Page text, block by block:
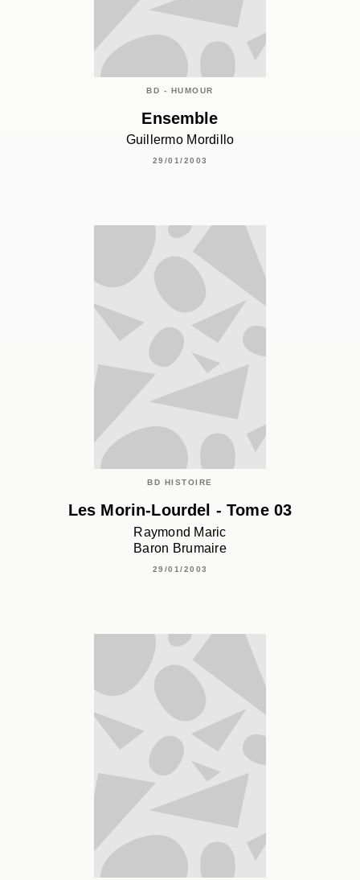
BD - HUMOUR
Ensemble
Guillermo Mordillo
29/01/2003
BD HISTOIRE
Les Morin-Lourdel - Tome 03
Raymond Maric
Baron Brumaire
29/01/2003